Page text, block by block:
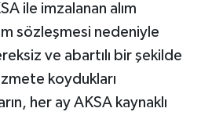
ile imzalanan alım
sözleşmesi nedeniyle
ve abartılı bir şekilde
koydukları
her ay AKSA kaynaklı